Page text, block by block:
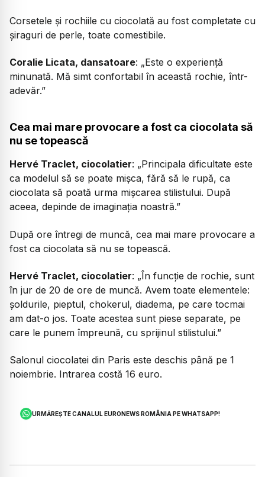
Corsetele și rochiile cu ciocolată au fost completate cu
șiraguri de perle, toate comestibile.
Coralie Licata, dansatoare: „Este o experiență
minunată. Mă simt confortabil în această rochie, într-
adevăr.”
Cea mai mare provocare a fost ca ciocolata să
nu se topească
Hervé Traclet, ciocolatier: „Principala dificultate este
ca modelul să se poate mișca, fără să le rupă, ca
ciocolata să poată urma mișcarea stilistului. După
aceea, depinde de imaginația noastră.”
După ore întregi de muncă, cea mai mare provocare a
fost ca ciocolata să nu se topească.
Hervé Traclet, ciocolatier: „În funcție de rochie, sunt
în jur de 20 de ore de muncă. Avem toate elementele:
șoldurile, pieptul, chokerul, diadema, pe care tocmai
am dat-o jos. Toate acestea sunt piese separate, pe
care le punem împreună, cu sprijinul stilistului.”
Salonul ciocolatei din Paris este deschis până pe 1
noiembrie. Intrarea costă 16 euro.
URMĂREȘTE CANALUL EURONEWS ROMÂNIA PE WHATSAPP!